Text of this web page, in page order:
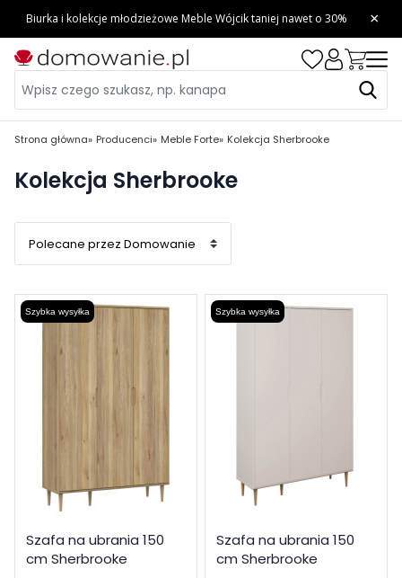
Strona główna Producenci Meble Forte Kolekcja Sherbrooke
Kolekcja Sherbrooke
Szybka wysyłka
Szafa na ubrania 150
cm Sherbrooke
Szybka wysyłka
Szafa na ubrania 150
cm Sherbrooke